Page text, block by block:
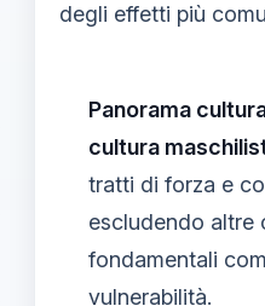
degli effetti più
Panorama
cultura
tratti di forza e
escludendo altre
fondamentali
vulnerabilità.